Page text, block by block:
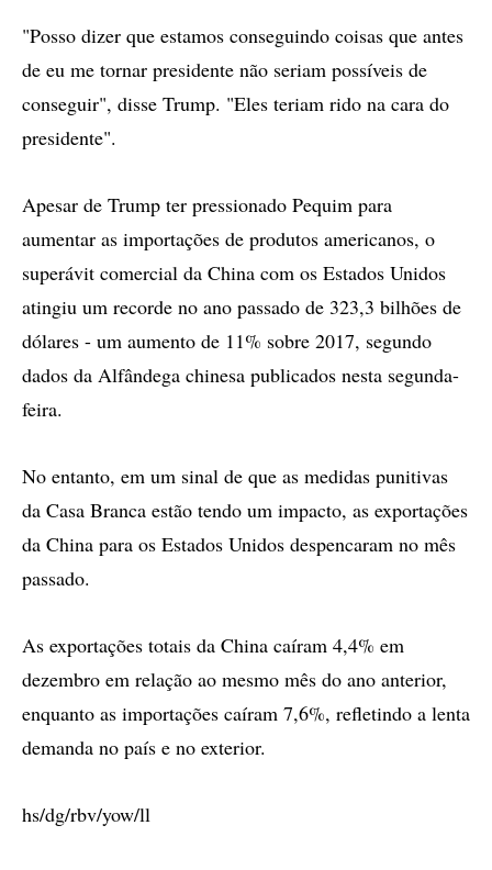
"Posso dizer que estamos conseguindo coisas que antes
de eu me tornar presidente não seriam possíveis de
conseguir", disse Trump. "Eles teriam rido na cara do
presidente".
Apesar de Trump ter pressionado Pequim para
aumentar as importações de produtos americanos, o
superávit comercial da China com os Estados Unidos
atingiu um recorde no ano passado de 323,3 bilhões de
dólares - um aumento de 11% sobre 2017, segundo
dados da Alfândega chinesa publicados nesta segunda-
feira.
No entanto, em um sinal de que as medidas punitivas
da Casa Branca estão tendo um impacto, as exportações
da China para os Estados Unidos despencaram no mês
passado.
As exportações totais da China caíram 4,4% em
dezembro em relação ao mesmo mês do ano anterior,
enquanto as importações caíram 7,6%, refletindo a lenta
demanda no país e no exterior.
hs/dg/rbv/yow/ll